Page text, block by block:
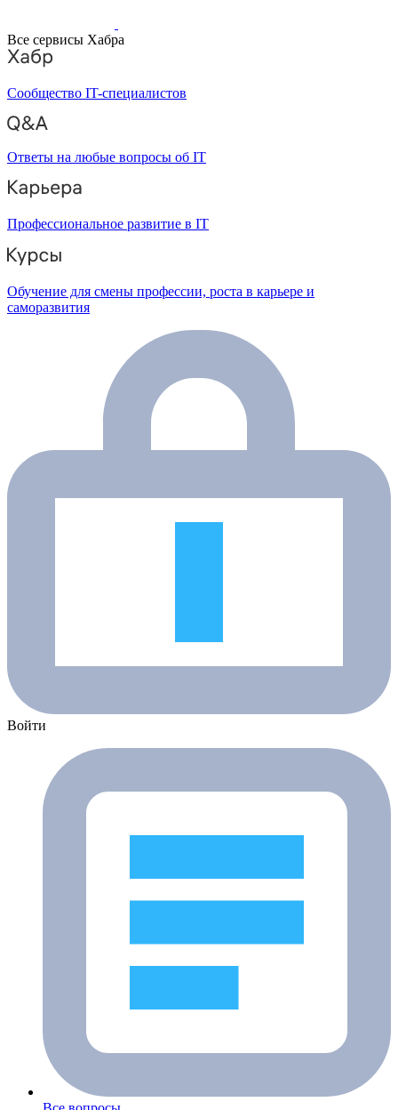
Все сервисы Хабра
Сообщество IT-специалистов
Ответы на любые вопросы об IT
Профессиональное развитие в IT
Обучение для смены профессии, роста в карьере и
саморазвития
Войти